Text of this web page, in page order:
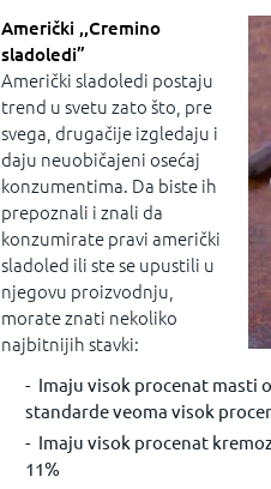
Američki ,,Cremino
sladoledi”
Američki sladoledi postaju
trend u svetu zato što, pre
svega, drugačije izgledaju i
daju neuobičajeni osećaj
konzumentima. Da biste ih
prepoznali i znali da
konzumirate pravi američki
sladoled ili ste se upustili u
njegovu proizvodnju,
morate znati nekoliko
najbitnijih stavki:
Imaju visok procenat masti
standarde veoma visok
Imaju visok procenat
11%